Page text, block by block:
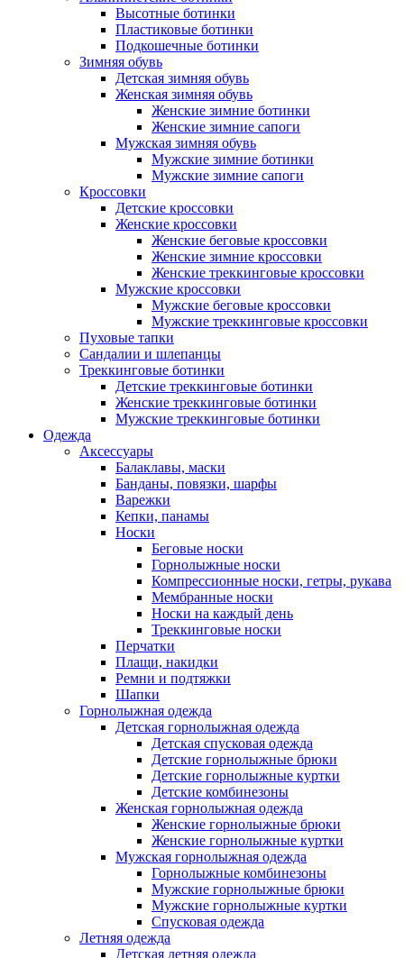
Высотные ботинки
Пластиковые ботинки
Подкошечные ботинки
Зимняя обувь
Детская зимняя обувь
Женская зимняя обувь
Женские зимние ботинки
Женские зимние сапоги
Мужская зимняя обувь
Мужские зимние ботинки
Мужские зимние сапоги
Кроссовки
Детские кроссовки
Женские кроссовки
Женские беговые кроссовки
Женские зимние кроссовки
Женские треккинговые кроссовки
Мужские кроссовки
Мужские беговые кроссовки
Мужские треккинговые кроссовки
Пуховые тапки
Сандалии и шлепанцы
Треккинговые ботинки
Детские треккинговые ботинки
Женские треккинговые ботинки
Мужские треккинговые ботинки
Одежда
Аксессуары
Балаклавы, маски
Банданы, повязки, шарфы
Варежки
Кепки, панамы
Носки
Беговые носки
Горнолыжные носки
Компрессионные носки, гетры, рукава
Мембранные носки
Носки на каждый день
Треккинговые носки
Перчатки
Плащи, накидки
Ремни и подтяжки
Шапки
Горнолыжная одежда
Детская горнолыжная одежда
Детская спусковая одежда
Детские горнолыжные брюки
Детские горнолыжные куртки
Детские комбинезоны
Женская горнолыжная одежда
Женские горнолыжные брюки
Женские горнолыжные куртки
Мужская горнолыжная одежда
Горнолыжные комбинезоны
Мужские горнолыжные брюки
Мужские горнолыжные куртки
Спусковая одежда
Летняя одежда
Детская летняя одежда